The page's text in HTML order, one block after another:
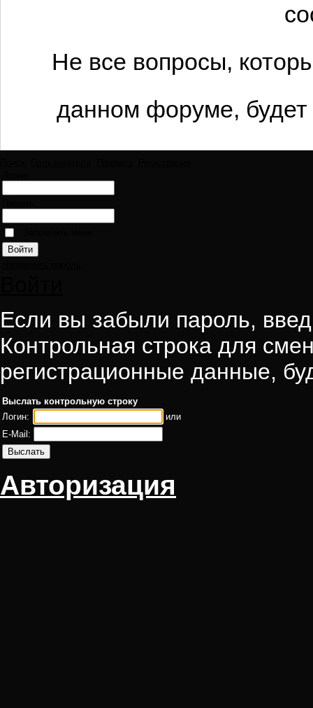
Не все вопросы,
данном форуме,
Если вы забыли пароль,
Контрольная строка для
регистрационные данные,
Выслать контрольную строку
Логин:
или
E-Mail:
Авторизация